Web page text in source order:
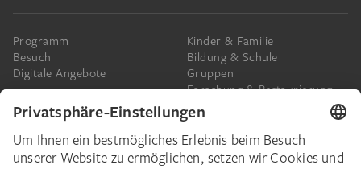
Programm
Besuch
Digitale Angebote
Kinder & Familie
Bildung & Schule
Gruppen
Forschung & Restaurierung
Presse